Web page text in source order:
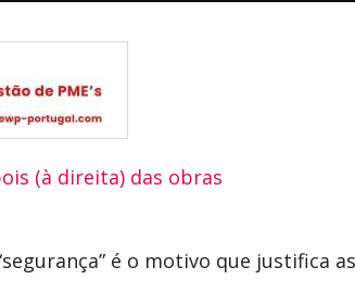
é o motivo que justifica